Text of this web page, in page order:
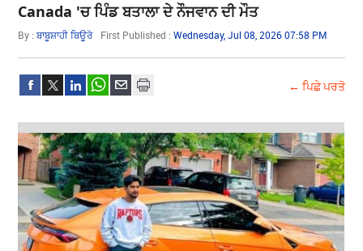
Canada 'ਚ ਪਿੰਡ ਬਤਾਲਾ ਦੇ ਨੌਜਵਾਨ ਦੀ ਮੌਤ
By :ਬਾਬੂਸ਼ਾਹੀ ਬਿਊਰੋ First Published :Wednesday, Jul 08, 2026 07:58 PM
← ਪਿਛੇ ਪਰਤੋ